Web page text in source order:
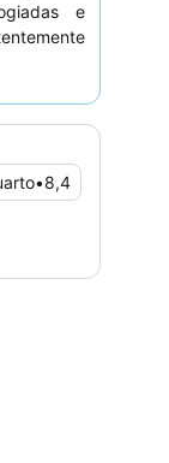
e
por
•8,4